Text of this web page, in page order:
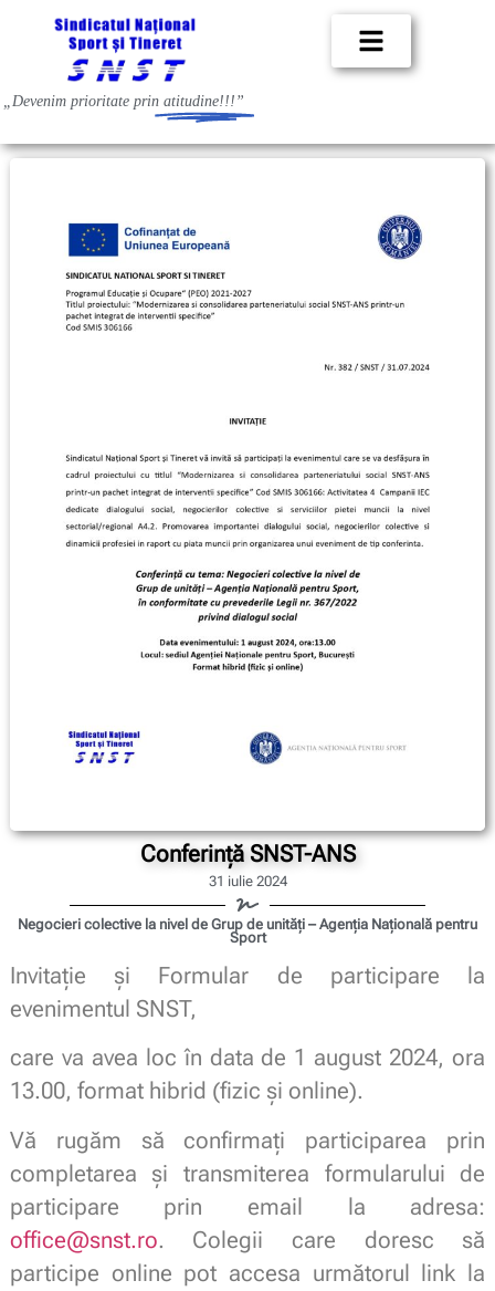
„Devenim prioritate prin atitudine!!!”
Conferință SNST-ANS
31 iulie 2024
Negocieri colective la nivel de Grup de unități – Agenția Națională pentru
Sport
Invitație și Formular de participare la
evenimentul SNST,
care va avea loc în data de 1 august 2024, ora
13.00, format hibrid (fizic și online).
Vă rugăm să confirmați participarea prin
completarea și transmiterea formularului de
participare prin email la adresa:
office@snst.ro. Colegii care doresc să
participe online pot accesa următorul link la